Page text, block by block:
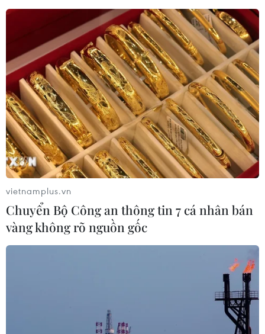
TIN CÙNG CHUYÊN MỤC
vietnamplus.vn
Chuyển Bộ Công an thông tin 7 cá nhân bán
vàng không rõ nguồn gốc